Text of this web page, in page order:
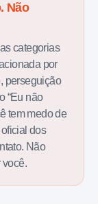
Não
categorias
por
perseguição
“Eu não
tem medo de
dos
Não
você.